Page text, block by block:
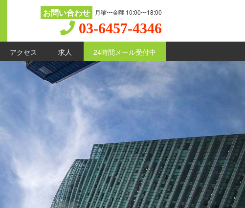
お問い合わせ 月曜〜金曜 10:00〜18:00
03-6457-4346
アクセス 求人 24時間メール受付中